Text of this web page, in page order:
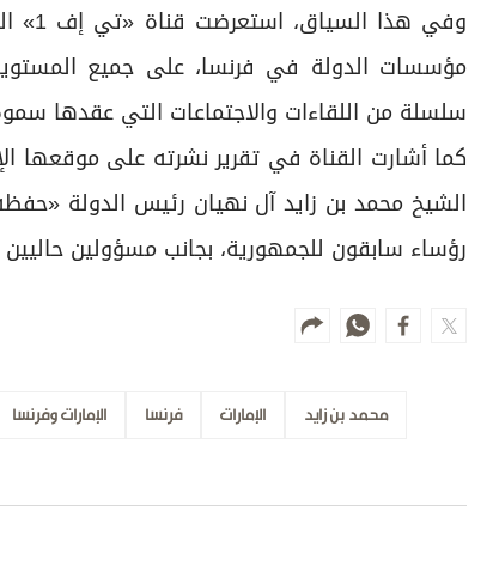
وفي
مؤسسات الدولة في فرنسا، على جميع
سلسلة من اللقاءات والاجتماعات التي عقدها
كما أشارت القناة في تقرير نشرته على
الشيخ محمد بن زايد آل نهيان رئيس الدولة
رؤساء سابقون للجمهورية، بجانب مسؤولين
محمد بن زايد الإمارات فرنسا الإمارات وفرنسا